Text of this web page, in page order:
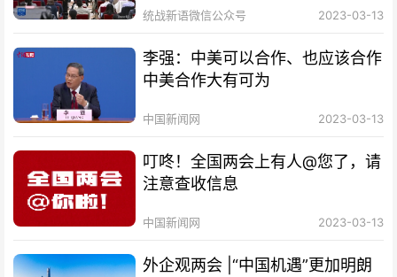
统战新语微信公众号 2023-03-13
李强：中美可以合作、也应该合作
中美合作大有可为
中国新闻网 2023-03-13
叮咚！全国两会上有人@您了，请
注意查收信息
中国新闻网 2023-03-13
外企观两会 |“中国机遇”更加明朗